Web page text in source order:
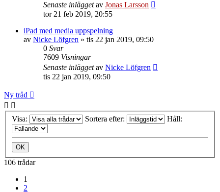
Senaste inläggetav Jonas Larsson
tor 21 feb 2019, 20:55
iPad med media uppspelning
av Nicke Löfgren » tis 22 jan 2019, 09:50
0 Svar
7609 Visningar
Senaste inläggetav Nicke Löfgren
tis 22 jan 2019, 09:50
Ny tråd
Visa: Sortera efter: Håll:
106 trådar
1
2